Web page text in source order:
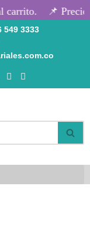
carrito. 📌
549 3333